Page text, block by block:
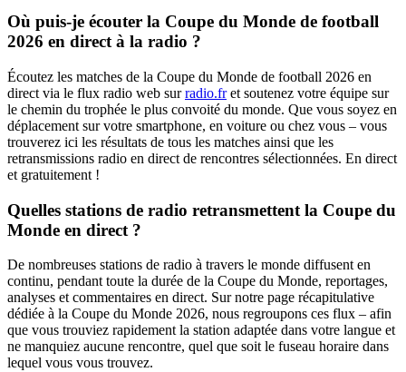
Où puis-je écouter la Coupe du Monde de football
2026 en direct à la radio ?
Écoutez les matches de la Coupe du Monde de football 2026 en
direct via le flux radio web surradio.fret soutenez votre équipe sur
le chemin du trophée le plus convoité du monde. Que vous soyez en
déplacement sur votre smartphone, en voiture ou chez vous – vous
trouverez ici les résultats de tous les matches ainsi que les
retransmissions radio en direct de rencontres sélectionnées. En direct
et gratuitement !
Quelles stations de radio retransmettent la Coupe du
Monde en direct ?
De nombreuses stations de radio à travers le monde diffusent en
continu, pendant toute la durée de la Coupe du Monde, reportages,
analyses et commentaires en direct. Sur notre page récapitulative
dédiée à la Coupe du Monde 2026, nous regroupons ces flux – afin
que vous trouviez rapidement la station adaptée dans votre langue et
ne manquiez aucune rencontre, quel que soit le fuseau horaire dans
lequel vous vous trouvez.